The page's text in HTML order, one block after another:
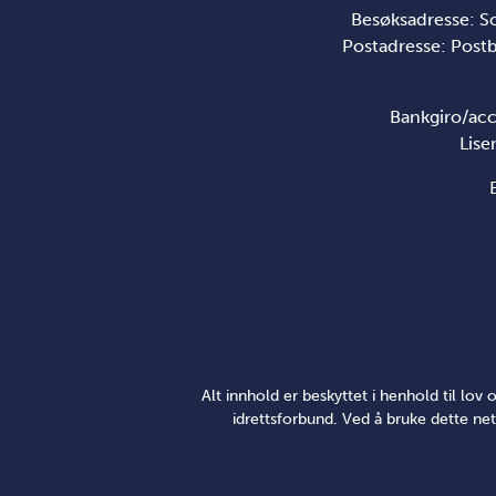
Besøksadresse:
Postadresse:
Bankgiro/
Alt innhold er beskyttet i henhold til lov
idrettsforbund. Ved å bruke dette